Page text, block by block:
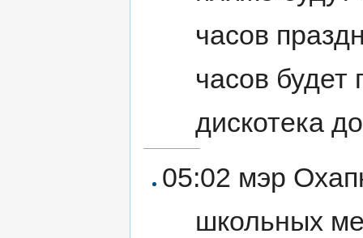
часов
часов будет
дискотека
05:02 мэр
школьных